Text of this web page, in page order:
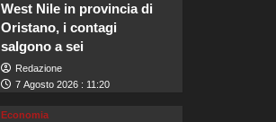
West Nile in provincia di
Oristano, i contagi
salgono a sei
Redazione
7 Agosto 2026 : 11:20
Economia